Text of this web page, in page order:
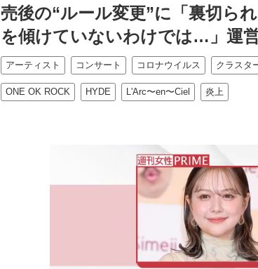
売後の“ルール変更”に「裏切ら
を傾けていないわけでは…」運
アーティスト コンサート コロナウイルス クラスタ
ONE OK ROCK HYDE L'Arc〜en〜Ciel 炎上